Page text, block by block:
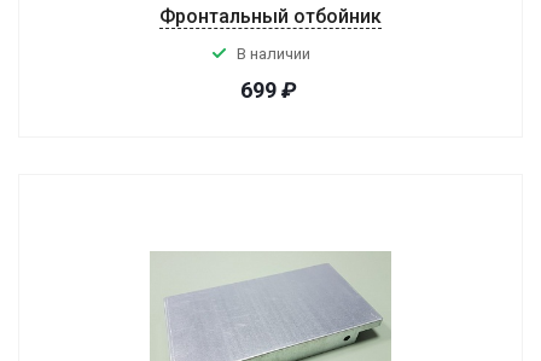
Фронтальный отбойник
В наличии
699₽